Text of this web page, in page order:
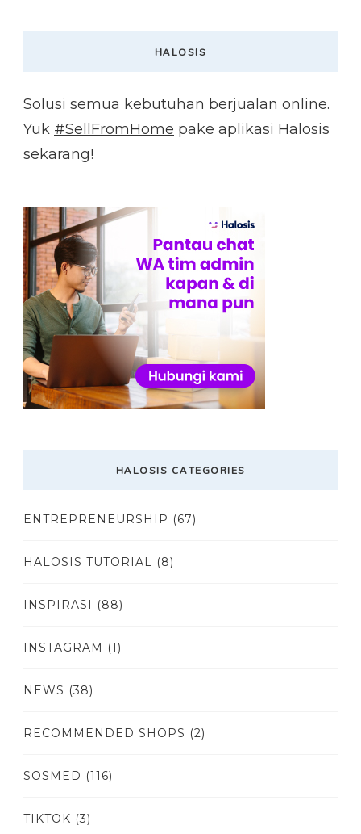
HALOSIS
Solusi semua kebutuhan berjualan online.
Yuk #SellFromHome pake aplikasi Halosis
sekarang!
HALOSIS CATEGORIES
ENTREPRENEURSHIP (67)
HALOSIS TUTORIAL (8)
INSPIRASI (88)
INSTAGRAM (1)
NEWS (38)
RECOMMENDED SHOPS (2)
SOSMED (116)
TIKTOK (3)